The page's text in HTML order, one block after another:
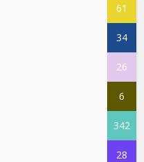
61
34
26
6
342
28